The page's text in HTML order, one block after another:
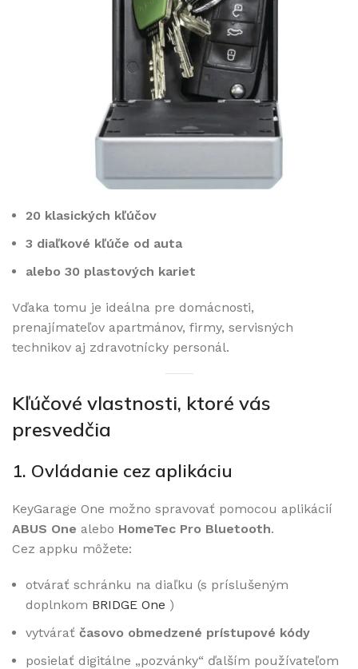
20 klasických kľúčov
3 diaľkové kľúče od auta
alebo 30 plastových kariet
Vďaka tomu je ideálna pre domácnosti,
prenajímateľov apartmánov, firmy, servisných
technikov aj zdravotnícky personál.
Kľúčové vlastnosti, ktoré vás
presvedčia
1. Ovládanie cez aplikáciu
KeyGarage One možno spravovať pomocou aplikácií
ABUS One alebo HomeTec Pro Bluetooth.
Cez appku môžete:
otvárať schránku na diaľku (s príslušeným
doplnkom BRIDGE One )
vytvárať časovo obmedzené prístupové kódy
posielať digitálne „pozvánky“ ďalším používateľom